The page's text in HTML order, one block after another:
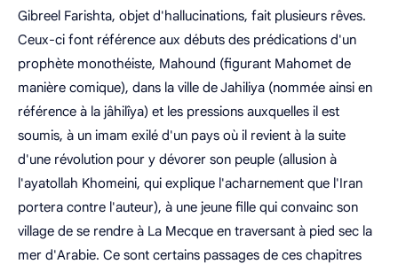
Gibreel Farishta, objet d'hallucinations, fait plusieurs rêves.
Ceux-ci font référence aux débuts des prédications d'un
prophète monothéiste, Mahound (figurant Mahomet de
manière comique), dans la ville de Jahiliya (nommée ainsi en
référence à la jâhilîya) et les pressions auxquelles il est
soumis, à un imam exilé d'un pays où il revient à la suite
d'une révolution pour y dévorer son peuple (allusion à
l'ayatollah Khomeini, qui explique l'acharnement que l'Iran
portera contre l'auteur), à une jeune fille qui convainc son
village de se rendre à La Mecque en traversant à pied sec la
mer d'Arabie. Ce sont certains passages de ces chapitres